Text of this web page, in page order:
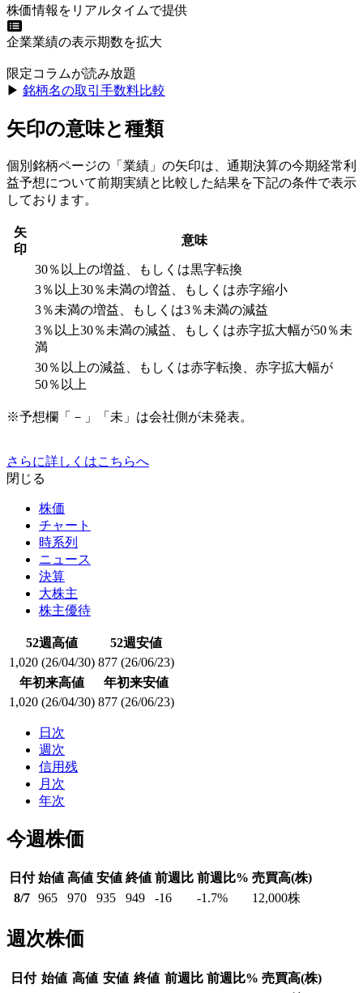
株価情報をリアルタイムで提供
企業業績の表示期数を拡大
限定コラムが読み放題
▶︎ 銘柄名の取引手数料比較
矢印の意味と種類
個別銘柄ページの「業績」の矢印は、通期決算の今期経常利
益予想について前期実績と比較した結果を下記の条件で表示
しております。
矢
印
意味
30％以上の増益、もしくは黒字転換
3％以上30％未満の増益、もしくは赤字縮小
3％未満の増益、もしくは3％未満の減益
3％以上30％未満の減益、もしくは赤字拡大幅が50％未
満
30％以上の減益、もしくは赤字転換、赤字拡大幅が
50％以上
※予想欄「－」「未」は会社側が未発表。
さらに詳しくはこちらへ
閉じる
株価
チャート
時系列
ニュース
決算
大株主
株主優待
52週高値
52週安値
1,020 (26/04/30) 877 (26/06/23)
年初来高値
年初来安値
1,020 (26/04/30) 877 (26/06/23)
日次
週次
信用残
月次
年次
今週株価
日付 始値 高値 安値 終値 前週比 前週比% 売買高(株)
8/7 965 970 935 949 -16 -1.7% 12,000株
週次株価
日付 始値 高値 安値 終値 前週比 前週比% 売買高(株)